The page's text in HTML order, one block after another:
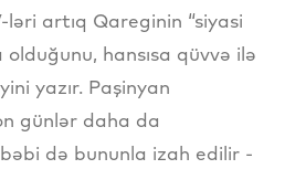
artıq Qareginin “siyasi
olduğunu, hansısa qüvvə ilə
yazır. Paşinyan
günlər daha da
də bununla izah edilir -